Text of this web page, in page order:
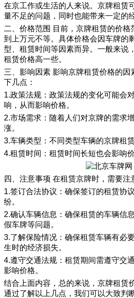
在京工作或生活的人来说。京牌租赁
量不足的问题，同时也能带来一定的
二、价格范围 目前，京牌租赁的价格
到上万元不等。具体价格会因车牌的
型、租赁时间等因素而异。一般来说
租赁价格高一些。
三、影响因素 影响京牌租赁价格的因
下几点：
1.政策法规：政策法规的变化可能会
响，从而影响价格。
2.市场需求：随着人们对京牌的需求
涨。
3.车辆类型：不同类型车辆的京牌租
4.租赁时间：租赁时间长短也会影响价
四、注意事项 在租赁京牌时，需要注
1.签订合法协议：确保签订的租赁协
纷。
2.确认车辆信息：确保租赁的车辆信
假车牌等问题。
3.了解保险情况：确保租赁车辆有必
生时的经济损失。
4.遵守交通法规：租赁期间需遵守交
影响价格。
结合上面内容，总的来说，京牌租赁
通过了解以上几点，我们可以大致判